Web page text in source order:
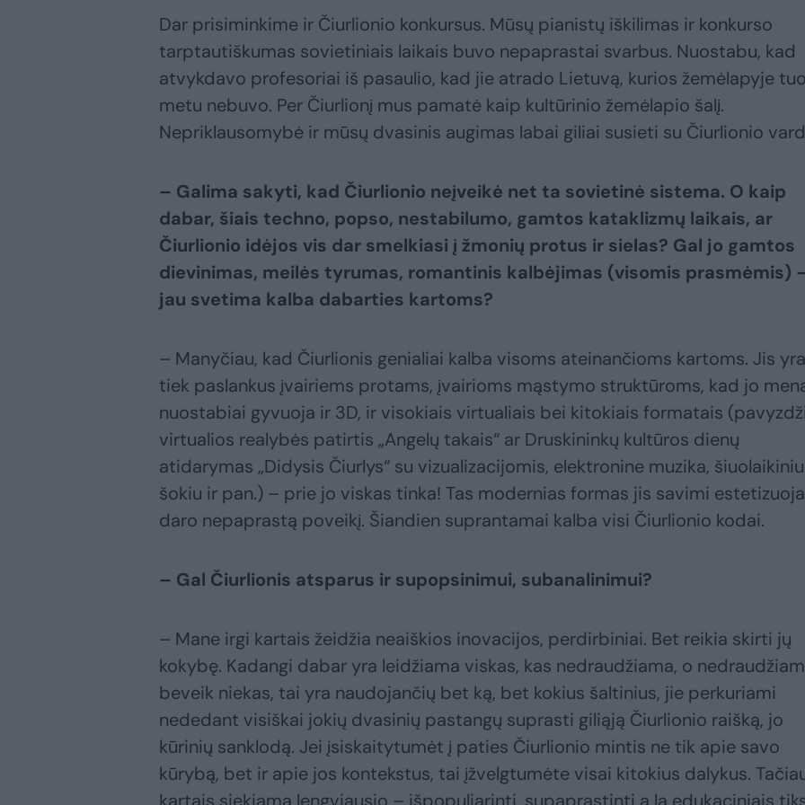
Dar prisiminkime ir Čiurlionio konkursus. Mūsų pianistų iškilimas ir konkurso
tarptautiškumas sovietiniais laikais buvo nepaprastai svarbus. Nuostabu, kad
atvykdavo profesoriai iš pasaulio, kad jie atrado Lietuvą, kurios žemėlapyje tuo
metu nebuvo. Per Čiurlionį mus pamatė kaip kultūrinio žemėlapio šalį.
Nepriklausomybė ir mūsų dvasinis augimas labai giliai susieti su Čiurlionio
– Galima sakyti, kad Čiurlionio neįveikė net ta sovietinė sistema. O kaip
dabar, šiais techno, popso, nestabilumo, gamtos kataklizmų laikais, ar
Čiurlionio idėjos vis dar smelkiasi į žmonių protus ir sielas? Gal jo gamtos
dievinimas, meilės tyrumas, romantinis kalbėjimas (visomis prasmėmis)
jau svetima kalba dabarties kartoms?
– Manyčiau, kad Čiurlionis genialiai kalba visoms ateinančioms kartoms. Jis yra
tiek paslankus įvairiems protams, įvairioms mąstymo struktūroms, kad jo
nuostabiai gyvuoja ir 3D, ir visokiais virtualiais bei kitokiais formatais
virtualios realybės patirtis „Angelų takais“ ar Druskininkų kultūros dienų
atidarymas „Didysis Čiurlys“ su vizualizacijomis, elektronine muzika, šiuolaikiniu
šokiu ir pan.) – prie jo viskas tinka! Tas modernias formas jis savimi
daro nepaprastą poveikį. Šiandien suprantamai kalba visi Čiurlionio kodai.
– Gal Čiurlionis atsparus ir supopsinimui, subanalinimui?
– Mane irgi kartais žeidžia neaiškios inovacijos, perdirbiniai. Bet reikia skirti jų
kokybę. Kadangi dabar yra leidžiama viskas, kas nedraudžiama, o
beveik niekas, tai yra naudojančių bet ką, bet kokius šaltinius, jie perkuriami
nededant visiškai jokių dvasinių pastangų suprasti giliąją Čiurlionio raišką, jo
kūrinių sanklodą. Jei įsiskaitytumėt į paties Čiurlionio mintis ne tik apie savo
kūrybą, bet ir apie jos kontekstus, tai įžvelgtumėte visai kitokius dalykus.